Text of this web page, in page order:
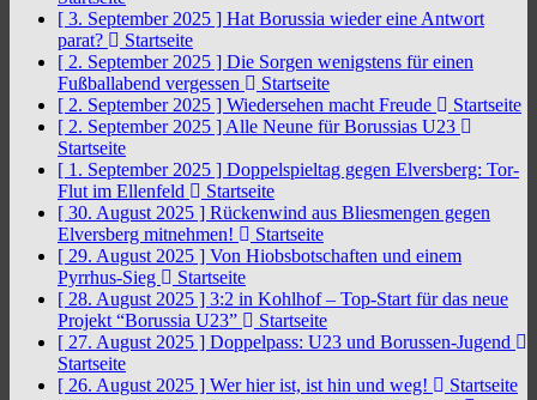
[ 3. September 2025 ] Hat Borussia wieder eine Antwort
parat?
Startseite
[ 2. September 2025 ] Die Sorgen wenigstens für einen
Fußballabend vergessen
Startseite
[ 2. September 2025 ] Wiedersehen macht Freude
Startseite
[ 2. September 2025 ] Alle Neune für Borussias U23
Startseite
[ 1. September 2025 ] Doppelspieltag gegen Elversberg: Tor-
Flut im Ellenfeld
Startseite
[ 30. August 2025 ] Rückenwind aus Bliesmengen gegen
Elversberg mitnehmen!
Startseite
[ 29. August 2025 ] Von Hiobsbotschaften und einem
Pyrrhus-Sieg
Startseite
[ 28. August 2025 ] 3:2 in Kohlhof – Top-Start für das neue
Projekt “Borussia U23”
Startseite
[ 27. August 2025 ] Doppelpass: U23 und Borussen-Jugend
Startseite
[ 26. August 2025 ] Wer hier ist, ist hin und weg!
Startseite